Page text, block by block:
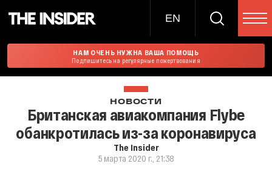
EN
НАМ ОЧЕНЬ НУЖНА ВАША ПОМОЩЬ
Подпишитесь на регулярные пожертвования
НОВОСТИ
Британская авиакомпания Flybe
обанкротилась из-за коронавируса
The Insider
5 марта 2020 г., 21:38